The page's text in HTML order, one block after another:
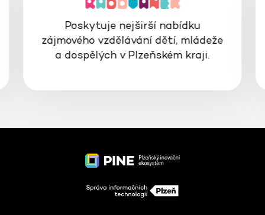
Poskytuje nejširší nabídku
zájmového vzdělávání dětí, mládeže
a dospělých v Plzeňském kraji.